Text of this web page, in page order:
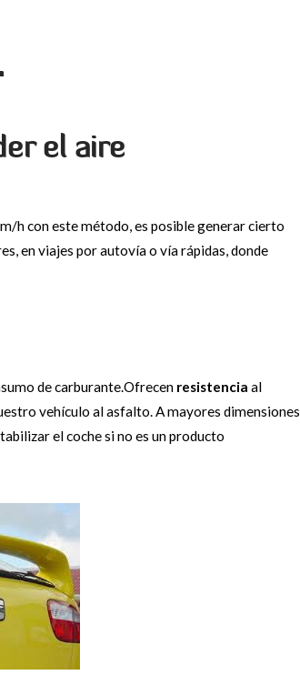
el aire
h con este método, es posible generar cierto
en viajes por autovía o vía rápidas, donde
de carburante.Ofrecen resistencia al
vehículo al asfalto. A mayores dimensiones
el coche si no es un producto